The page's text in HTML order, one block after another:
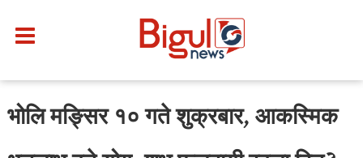
भोलि मङ्सिर १० गते शुक्रबार, आकस्मिक